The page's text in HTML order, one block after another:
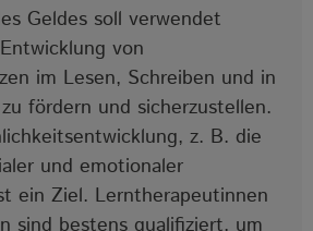
Geldes soll verwendet
von
im Lesen, Schreiben und in
fördern und sicherzustellen.
z. B. die
und emotionaler
ein Ziel. Lerntherapeutinnen
sind bestens qualifiziert, um